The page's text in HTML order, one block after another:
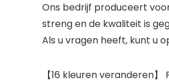
Ons bedrijf produceert
streng en de kwaliteit is
Als u vragen heeft, kunt u
【16 kleuren veranderen